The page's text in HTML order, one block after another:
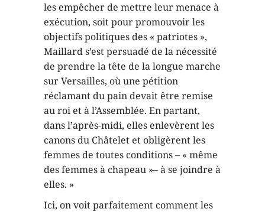
les empêcher de mettre leur menace à
exécution, soit pour promouvoir les
objectifs politiques des « patriotes »,
Maillard s’est persuadé de la nécessité
de prendre la tête de la longue marche
sur Versailles, où une pétition
réclamant du pain devait être remise
au roi et à l’Assemblée. En partant,
dans l’après-midi, elles enlevèrent les
canons du Châtelet et obligèrent les
femmes de toutes conditions – « même
des femmes à chapeau »– à se joindre à
elles. »
Ici, on voit parfaitement comment les